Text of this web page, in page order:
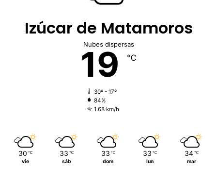
Izúcar de Matamoros
Nubes dispersas
19 ℃
30º - 17º
84%
1.68 km/h
30 ℃
vie
33 ℃
sáb
33 ℃
dom
33 ℃
lun
34 ℃
mar